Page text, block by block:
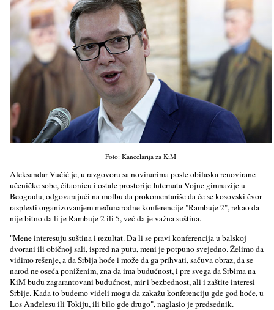
Foto: Kancelarija za KiM
Aleksandar Vučić je, u razgovoru sa novinarima posle obilaska renovirane
učeničke sobe, čitaonicu i ostale prostorije Internata Vojne gimnazije u
Beogradu, odgovarajući na molbu da prokomentariše da će se kosovski čvor
rasplesti organizovanjem međunarodne konferencije "Rambuje 2", rekao da
nije bitno da li je Rambuje 2 ili 5, već da je važna suština.
"Mene interesuju suština i rezultat. Da li se pravi konferencija u balskoj
dvorani ili običnoj sali, ispred na putu, meni je potpuno svejedno. Želimo da
vidimo rešenje, a da Srbija hoće i može da ga prihvati, sačuva obraz, da se
narod ne oseća poniženim, zna da ima budućnost, i pre svega da Srbima na
KiM budu zagarantovani budućnost, mir i bezbednost, ali i zaštite interesi
Srbije. Kada to budemo videli mogu da zakažu konferenciju gde god hoće, u
Los Anđelesu ili Tokiju, ili bilo gde drugo", naglasio je predsednik.